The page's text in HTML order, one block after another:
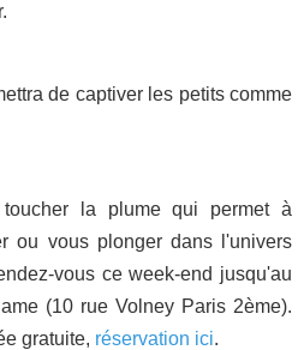
de captiver les petits comme
la plume qui permet à
ou vous plonger dans l'univers
vous ce week-end jusqu'au
(10 rue Volney Paris 2ème).
gratuite, réservation ici.